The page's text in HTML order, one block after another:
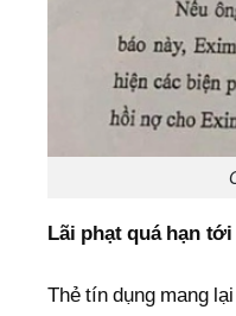
Công
Lãi phạt quá hạn tới
Thẻ tín dụng mang